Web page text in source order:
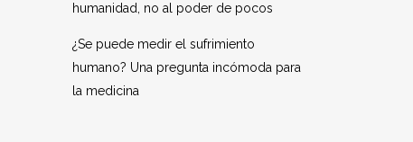
humanidad, no al poder de pocos
¿Se puede medir el sufrimiento
humano? Una pregunta incómoda para
la medicina